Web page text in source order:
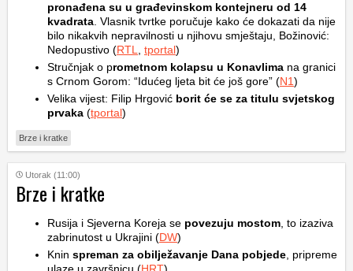
pronađena su u građevinskom kontejneru od 14
kvadrata . Vlasnik tvrtke poručuje kako će dokazati da nije
bilo nikakvih nepravilnosti u njihovu smještaju, Božinović:
Nedopustivo (RTL tportal)
Stručnjak o prometnom kolapsu u Konavlima na granici
s Crnom Gorom: “Idućeg ljeta bit će još gore” (N1)
Velika vijest: Filip Hrgović borit će se za titulu svjetskog
prvaka (tportal)
Brze i kratke
Utorak (11:00)
Brze i kratke
Rusija i Sjeverna Koreja se povezuju mostom , to izaziva
zabrinutost u Ukrajini (DW)
Knin spreman za obilježavanje Dana pobjede , pripreme